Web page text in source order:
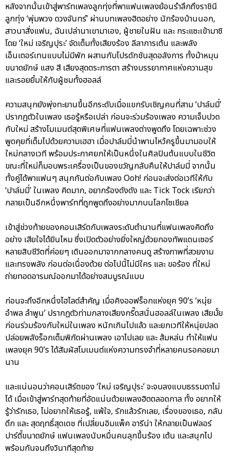
หลังจากนั้นเข้าสู่พาร์ทเพลงลูกทุ่งที่พาแฟนเพลงย้อนรำลึกถึงราชินี
ลูกทุ่ง ‘พุ่มพวง ดวงจันทร์’ ผ่านบทเพลงฮิตอย่าง นักร้องบ้านนอก,
สาวนาสั่งแฟน, ฉันเปล่านาเขามาเอง, ผู้ชายในฝัน และ กระแซะเข้ามาซิ
โดย ‘ใหม่ เจริญปุระ’ จัดเต็มทั้งเสียงร้อง ลีลาการเต้น และพลัง
เอ็นเตอร์เทนแบบไม่มีพัก ผสานกับโปรดักชันสุดอลังการ ทั้งม้าหมุน
ขนาดยักษ์ แสง สี เสียงสุดตระการตา สร้างบรรยากาศแห่งความสุข
และรอยยิ้มให้กับผู้ชมทั้งฮอลล์
ความสนุกยังพุ่งทะยานขึ้นอีกระดับเมื่อแขกรับเชิญคนที่สาม ‘ปาล์มมี่’
ปรากฏตัวในเพลง เธอรู้หรือเปล่า ก่อนจะร่วมร้องเพลง ความเจ็บปวด
กับใหม่ สร้างโมเมนต์สุดพิเศษที่แฟนเพลงต่างพูดถึง โดยเฉพาะช่วง
พูดคุยที่เต็มไปด้วยความเฮฮา เมื่อปาล์มมี่นำพานไหว้ครูขึ้นมามอบให้
ใหม่กลางเวที พร้อมประกาศยกให้เป็นหนึ่งในศิลปินต้นแบบในชีวิต
ขณะที่ใหม่ก็มอบพระเครื่องเป็นของขวัญกลับคืนให้ปาล์มมี่ จากนั้น
ทั้งคู่ได้พาแฟนๆ สนุกกันต่อกับเพลง Ooh! ก่อนจะส่งต่อเวทีให้กับ
‘ปาล์มมี่’ ในเพลง คิดมาก, อยากร้องดังดัง และ Tick Tock เรียกว่า
กลายเป็นอีกหนึ่งพาร์ทที่ถูกพูดถึงอย่างมากบนโลกโซเชียล
เข้าสู่ช่วงท้ายของคอนเสิร์ตกับเพลงระดับตำนานที่แฟนเพลงคิดถึง
อย่าง เสียใจได้ยินไหม ซึ่งเปิดตัวอย่างยิ่งใหญ่ด้วยกองทัพแดนเซอร์
หลายสิบชีวิตที่ค่อยๆ เดินออกมาจากกลางคนดู สร้างภาพที่สวยงาม
และทรงพลัง ก่อนต่อเนื่องด้วย ต่อไปนี้ไม่มีใคร และ ขอร้อง ที่ใหม่
ถ่ายทอดอารมณ์ออกมาได้อย่างสมบูรณ์แบบ
ก่อนจะถึงอีกหนึ่งไฮไลต์สำคัญ เมื่อคิงออฟร็อกแห่งยุค 90’s ‘หนุ่ย
อำพล ลำพูน’ ปรากฏตัวท่ามกลางเสียงกรี๊ดสนั่นฮอลล์ในเพลง เสียมั้ย
ก่อนร่วมร้องกับใหม่ในเพลง หนักเกินไปแล้ว และยกเวทีให้หนุ่ยปลด
ปล่อยพลังร็อกเต็มพิกัดผ่านเพลง เอาไปเลย และ ส้มหล่น ทำให้แฟน
เพลงยุค 90’s ได้สัมผัสโมเมนต์แห่งความทรงจำที่หลายคนรอคอยมา
นาน
และแน่นอนว่าคอนเสิร์ตของ ‘ใหม่ เจริญปุระ’ จะจบลงแบบธรรมดาไม่
ได้ เมื่อเข้าสู่พาร์ทสุดท้ายที่อัดแน่นด้วยเพลงฮิตตลอดกาล ทั้ง อยากให้
รู้ว่ารักเธอ, ไม่อยากให้เธอรู้, แพ้ใจ, รักแล้วรักเลย, เรื่องของเธอ, กลับ
ดึก และ สุดฤทธิ์สุดเดช ที่เปลี่ยนอิมแพ็ค อารีน่า ให้กลายเป็นฟลอร์
ปาร์ตี้ขนาดยักษ์ แฟนเพลงนับหมื่นคนลุกขึ้นร้อง เต้น และสนุกไป
พร้อมกันจนถึงวินาทีสุดท้าย